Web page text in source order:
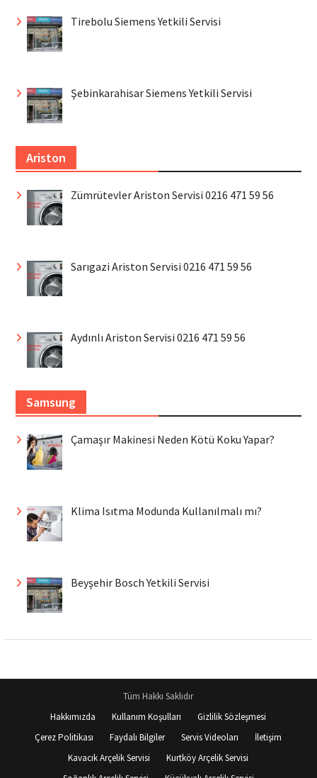
Tirebolu Siemens Yetkili Servisi
Şebinkarahisar Siemens Yetkili Servisi
Ariston
Zümrütevler Ariston Servisi 0216 471 59 56
Sarıgazi Ariston Servisi 0216 471 59 56
Aydınlı Ariston Servisi 0216 471 59 56
Samsung
Çamaşır Makinesi Neden Kötü Koku Yapar?
Klima Isıtma Modunda Kullanılmalı mı?
Beyşehir Bosch Yetkili Servisi
Tüm Hakkı Saklıdır
Hakkımızda
Kullanım Koşulları
Gizlilik Sözleşmesi
Çerez Politikası
Faydalı Bilgiler Servis Videoları
İletişim
Kavacık Arçelik Servisi
Kurtköy Arçelik Servisi